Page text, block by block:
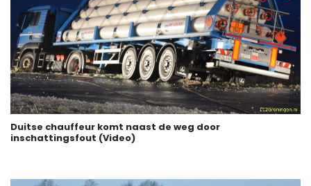
Duitse chauffeur komt naast de weg door
inschattingsfout (Video)